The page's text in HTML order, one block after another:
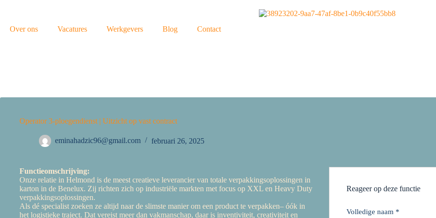
Over ons Vacatures Werkgevers Blog Contact
Operator 3-ploegendienst | Uitzicht op vast contract
eminahadzic96@gmail.com februari 26, 2025
Functieomschrijving:
Onze relatie in Helmond is de meest creatieve leverancier van totale verpakkingsoplossingen in
karton in de Benelux. Zij richten zich op industriële markten met focus op XXL en Heavy Duty
verpakkingsoplossingen.
Als dé specialist zoeken ze altijd naar de slimste manier om een product te verpakken– óók in
het logistieke traject. Dat vereist meer dan vakmanschap, daar is inventiviteit, creativiteit en
Reageer op deze functie
Volledige naam *